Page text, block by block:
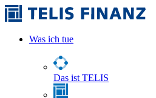
Was ich tue
Das ist TELIS